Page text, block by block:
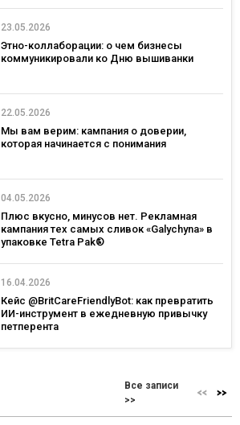
23.05.2026
Этно-коллаборации: о чем бизнесы
коммуникировали ко Дню вышиванки
22.05.2026
Мы вам верим: кампания о доверии,
которая начинается с понимания
04.05.2026
Плюс вкусно, минусов нет. Рекламная
кампания тех самых сливок «Galychyna» в
упаковке Tetra Pak®
16.04.2026
Кейс @BritCareFriendlyBot: как превратить
ИИ-инструмент в ежедневную привычку
петперента
Все записи
>>